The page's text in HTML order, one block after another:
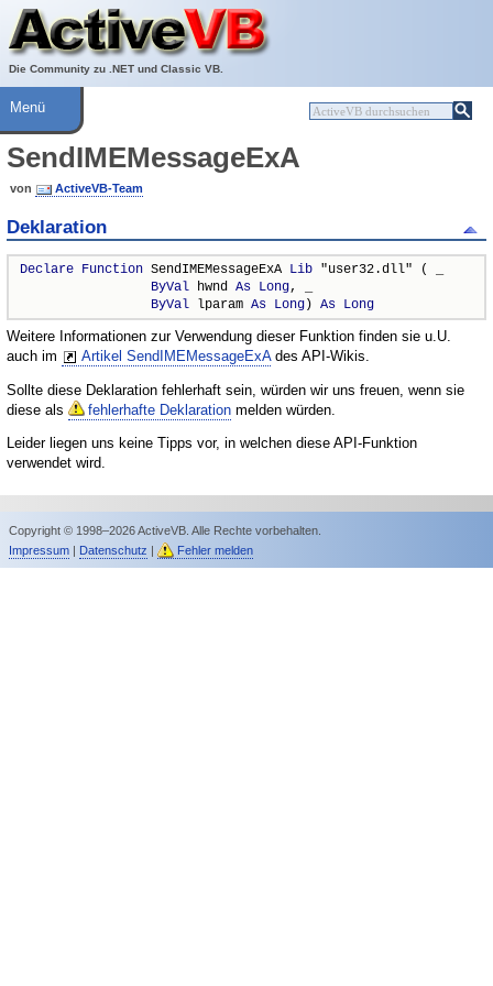
Die Community zu .NET und Classic VB.
Über ActiveVB
Hilfe
Menü
SendIMEMessageExA
von ActiveVB-Team
Deklaration
Declare Function SendIMEMessageExA Lib "user32.dll" ( _
ByVal hwnd As Long, _
ByVal lparam As Long) As Long
Weitere Informationen zur Verwendung dieser Funktion finden sie u.U.
auch im
Artikel SendIMEMessageExAdes API-Wikis.
Sollte diese Deklaration fehlerhaft sein, würden wir uns freuen, wenn sie
diese als
fehlerhafte Deklaration melden würden.
Leider liegen uns keine Tipps vor, in welchen diese API-Funktion
verwendet wird.
Copyright © 1998–2026 ActiveVB. Alle Rechte vorbehalten.
Impressum| Datenschutz | Fehler melden